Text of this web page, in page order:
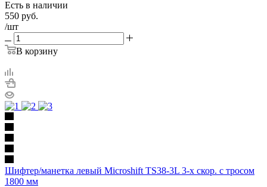
Есть в наличии
550 руб.
/шт
В корзину
Шифтер/манетка левый Microshift TS38-3L 3-х скор. с тросом
1800 мм